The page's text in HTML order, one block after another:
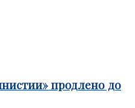
продлено до